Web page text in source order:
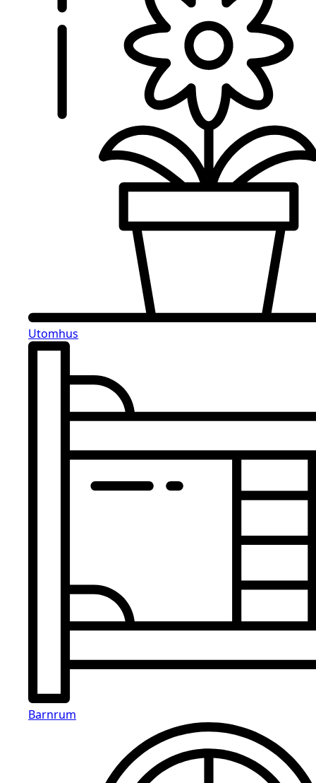
Utomhus
Barnrum